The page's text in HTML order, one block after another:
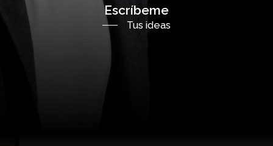
Escríbeme
Tus ideas